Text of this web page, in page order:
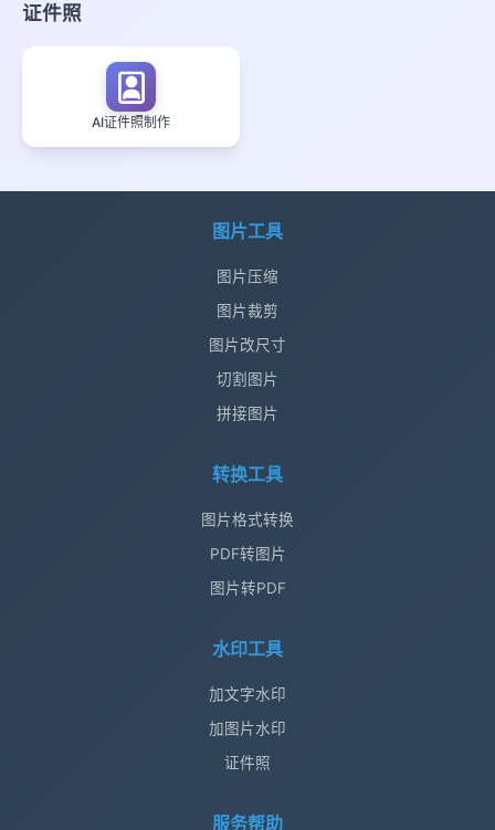
证件照
AI证件照制作
图片工具
图片压缩
图片裁剪
图片改尺寸
切割图片
拼接图片
转换工具
图片格式转换
PDF转图片
图片转PDF
水印工具
加文字水印
加图片水印
证件照
服务帮助